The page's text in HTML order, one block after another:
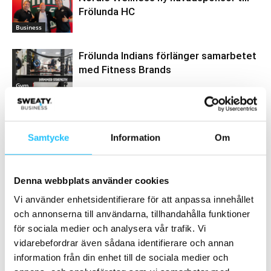
Samtycke Information Om
Denna webbplats använder cookies
Vi använder enhetsidentifierare för att anpassa innehållet
och annonserna till användarna, tillhandahålla funktioner
för sociala medier och analysera vår trafik. Vi
vidarebefordrar även sådana identifierare och annan
information från din enhet till de sociala medier och
Business
Frölunda HC
Gym
Frölunda Indians förlänger samarbetet
med Fitness Brands
Samarbete
- Annons -
Adidas lanserar tröjor av återvunnen plast
2018-04-13